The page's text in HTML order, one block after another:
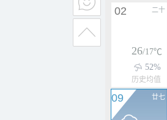
二十
02
26/17℃
52%
历史均值
廿七
09